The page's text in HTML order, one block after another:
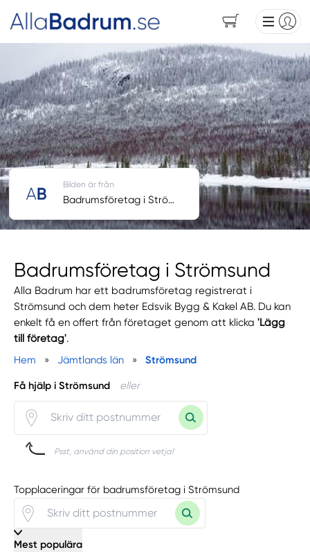
Badrumsföretag i Strömsund
Alla Badrum har ett badrumsföretag registrerat i
Strömsund och dem heter Edsvik Bygg & Kakel AB. Du kan
enkelt få en offert från företaget genom att klicka'Lägg
till företag'.
Hem
» Jämtlands län » Strömsund
Få hjälp i Strömsund eller
Psst, använd din position vetja!
Bilden är från
Badrumsföretag i Strömsund
Topplaceringar för badrumsföretag i Strömsund
Mest populära